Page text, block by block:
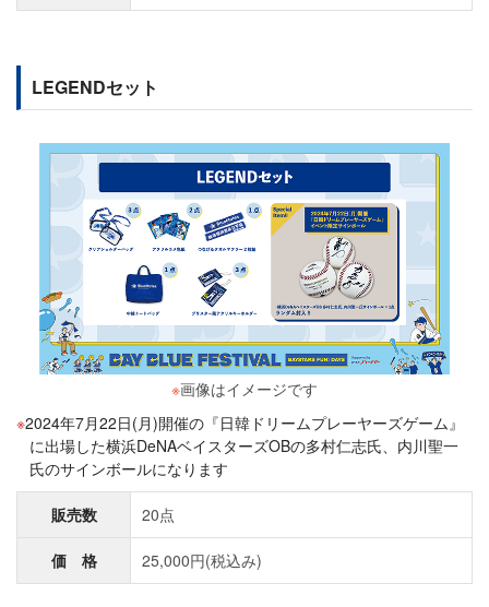
LEGENDセット
※画像はイメージです
2024年7月22日(月)開催の『日韓ドリームプレーヤーズゲーム』
に出場した横浜DeNAベイスターズOBの多村仁志氏、内川聖一
氏のサインボールになります
販売数 20点
価 格 25,000円(税込み)